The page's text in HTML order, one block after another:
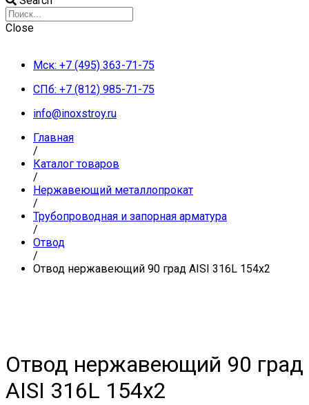
Close
Мск: +7 (495) 363-71-75
СПб: +7 (812) 985-71-75
info@inoxstroy.ru
Главная
/
Каталог товаров
/
Нержавеющий металлопрокат
/
Трубопроводная и запорная арматура
/
Отвод
/
Отвод нержавеющий 90 град AISI 316L 154х2
Отвод нержавеющий 90 град
AISI 316L 154х2